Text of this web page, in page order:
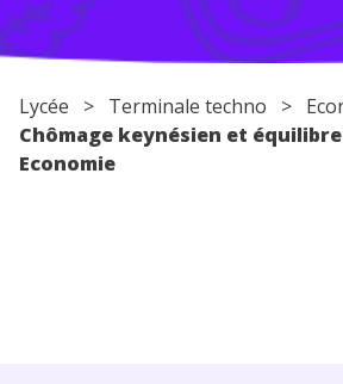
Conseils pour les parents
Lycée > Terminale techno >
Chômage keynésien et
Economie